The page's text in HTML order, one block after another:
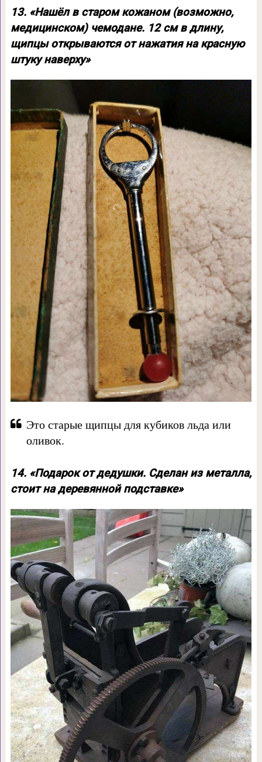
13. «Нашёл в старом кожаном (возможно,
медицинском) чемодане. 12 см в длину,
щипцы открываются от нажатия на красную
штуку наверху»
Это старые щипцы для кубиков льда или
оливок.
14. «Подарок от дедушки. Сделан из металла,
стоит на деревянной подставке»